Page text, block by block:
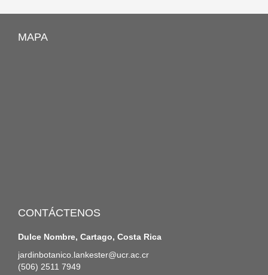
MAPA
CONTÁCTENOS
Dulce Nombre, Cartago, Costa Rica
jardinbotanico.lankester@ucr.ac.cr
(506) 2511 7949